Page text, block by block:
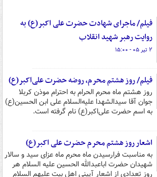
فیلم/ ماجرای شهادت حضرت‌ علی اکبر(ع) به
روایت رهبر شهید انقلاب
۲ تیر ۰۵ - ۱۵:۰۰
فیلم/ روز هشتم محرم، روضه حضرت علی‌اکبر(ع)
روز هشتم ماه محرم الحرام به احترام موذن کربلا
جوان آقا سیدالشهدا علیه‌السلام علی ابن الحسین(ع)
به اسم حضرت علی‌اکبر(ع) نام گرفته است.
اشعار روز هشتم محرم حضرت علی اکبر(ع)
به مناسبت فرارسیدن ماه محرم ماه عزای سید و سالار
شهیدان حضرت اباعبدالله الحسین علیه السلام هر
روز تعدادی از اشعار آیینی اهل بیت علیهم السلام